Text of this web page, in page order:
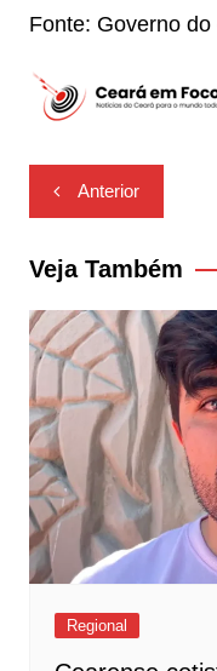
Fonte: Governo
Navegação
de
Post
Anterior
Veja Também
Regional